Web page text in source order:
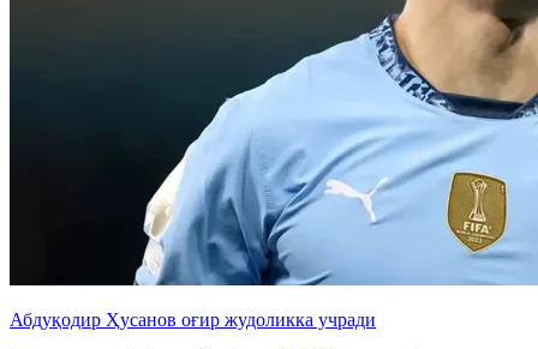
Абдуқодир Ҳусанов оғир жудоликка учради